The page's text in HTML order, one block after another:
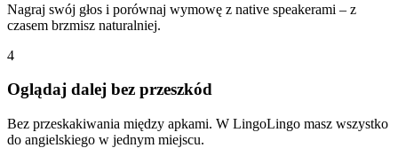
Nagraj swój głos i porównaj wymowę z native speakerami – z
czasem brzmisz naturalniej.
4
Oglądaj dalej bez przeszkód
Bez przeskakiwania między apkami. W LingoLingo masz wszystko
do angielskiego w jednym miejscu.